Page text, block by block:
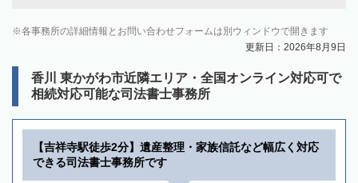
各事務所の詳細情報とお問い合わせフォームは別ウィンドウで開きます
更新日：2026年8月9日
香川 東かがわ市近隣エリア・全国オンライン対応可で
相続対応可能な司法書士事務所
【吉祥寺駅徒歩2分】遺産整理・家族信託など幅広く対応
できる司法書士事務所です